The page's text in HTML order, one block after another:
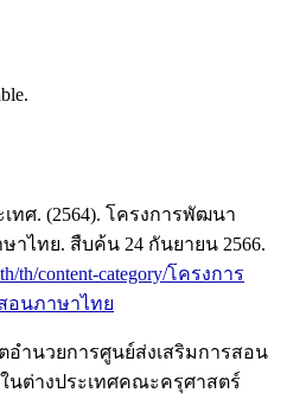
ทศ. (2564). โครงการพัฒนา
าไทย. สืบค้น 24 กันยายน 2566.
th/content-category/โครงการ
อนภาษาไทย
อำนวยการศูนย์ส่งเสริมการสอน
ต่างประเทศคณะครุศาสตร์